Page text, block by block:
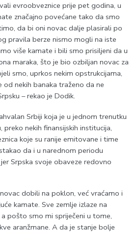
evroobveznice prije pet godina, u
značajno povećane tako da smo
da bi oni novac dalje plasirali po
pravila berze nismo mogli na iste
više kamate i bili smo prisiljeni da u
maraka, što je bio ozbiljan novac za
smo, uprkos nekim opstrukcijama,
nekih banaka traženo da ne
– rekao je Dodik.
Srbiji koja je u jednom trenutku
preko nekih finansijskih institucija,
koje su ranije emitovane i time
da i u narednom periodu
Srpska svoje obaveze redovno
dobili na poklon, već vraćamo i
kamate. Sve zemlje izlaze na
pošto smo mi spriječeni u tome,
aranžmane. A da je stanje bolje